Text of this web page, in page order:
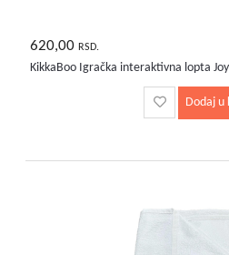
620,00 RSD.
KikkaBoo Igračka interaktivna lopta
Dodaj u